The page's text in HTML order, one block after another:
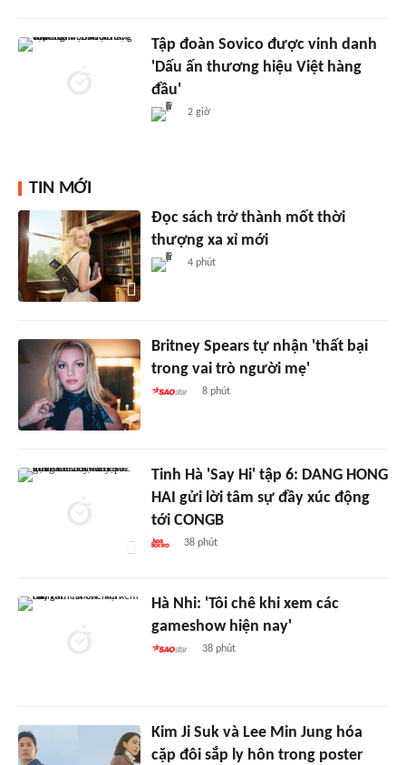
Tập đoàn Sovico được vinh danh
'Dấu ấn thương hiệu Việt hàng
đầu'
2 giờ
TIN MỚI
Đọc sách trở thành mốt thời
thượng xa xỉ mới
4 phút
Britney Spears tự nhận 'thất bại
trong vai trò người mẹ'
8 phút
Tinh Hà 'Say Hi' tập 6: DANG HONG
HAI gửi lời tâm sự đầy xúc động
tới CONGB
38 phút
Hà Nhi: 'Tôi chê khi xem các
gameshow hiện nay'
38 phút
Kim Ji Suk và Lee Min Jung hóa
cặp đôi sắp ly hôn trong poster